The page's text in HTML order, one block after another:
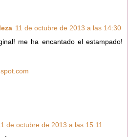
11 de octubre de 2013 a las 14:30
me ha encantado el estampado!
de octubre de 2013 a las 15:11